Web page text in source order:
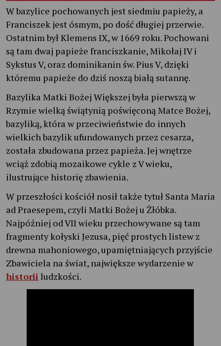
W bazylice pochowanych jest siedmiu papieży, a
Franciszek jest ósmym, po dość długiej przerwie.
Ostatnim był Klemens IX, w 1669 roku. Pochowani
są tam dwaj papieże franciszkanie, Mikołaj IV i
Sykstus V, oraz dominikanin św. Pius V, dzięki
któremu papieże do dziś noszą białą sutannę.
Bazylika Matki Bożej Większej była pierwszą w
Rzymie wielką świątynią poświęconą Matce Bożej,
bazyliką, która w przeciwieństwie do innych
wielkich bazylik ufundowanych przez cesarza,
została zbudowana przez papieża. Jej wnętrze
wciąż zdobią mozaikowe cykle z V wieku,
ilustrujące historię zbawienia.
W przeszłości kościół nosił także tytuł Santa Maria
ad Praesepem, czyli Matki Bożej u Żłóbka.
Najpóźniej od VII wieku przechowywane są tam
fragmenty kołyski Jezusa, pięć prostych listew z
drewna mahoniowego, upamiętniających przyjście
Zbawiciela na świat, największe wydarzenie w
historii ludzkości.